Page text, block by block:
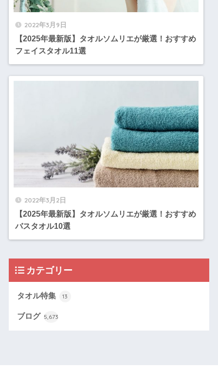
2022年3月9日
【2025年最新版】タオルソムリエが厳選！おすすめ
フェイスタオル11選
2022年3月2日
【2025年最新版】タオルソムリエが厳選！おすすめ
バスタオル10選
カテゴリー
タオル特集 13
ブログ 5,673